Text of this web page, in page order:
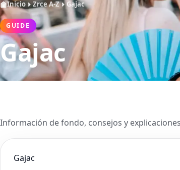
Inicio Zrce A-Z Gajac
GUIDE
Gajac
Información de fondo, consejos y
Gajac